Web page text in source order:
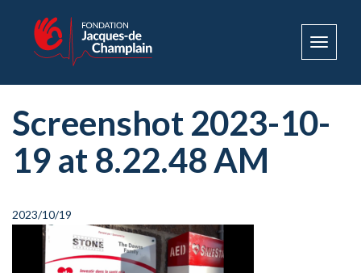
Toggle
Screenshot 2023-10-
19 at 8.22.48 AM
2023/10/19